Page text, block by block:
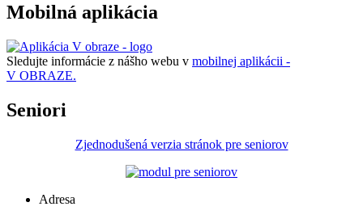
Mobilná aplikácia
Sledujte informácie z nášho webu v mobilnej aplikácii -
V OBRAZE.
Seniori
Zjednodušená verzia stránok pre seniorov
Adresa